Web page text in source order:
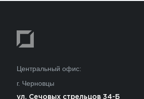
Центральный офис:
г. Черновцы
ул. Сечовых стрельцов 34-Б